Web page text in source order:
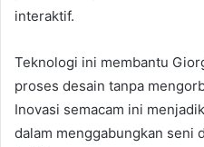
interaktif.
Teknologi ini membantu
proses desain tanpa
Inovasi semacam ini
dalam menggabungkan seni